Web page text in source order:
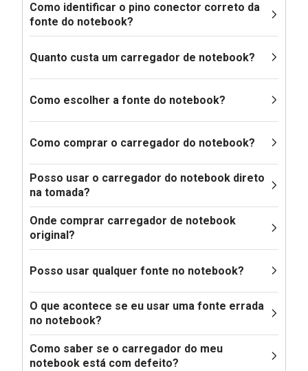
Como identificar o pino conector correto da
fonte do notebook?
Quanto custa um carregador de notebook?
Como escolher a fonte do notebook?
Como comprar o carregador do notebook?
Posso usar o carregador do notebook direto
na tomada?
Onde comprar carregador de notebook
original?
Posso usar qualquer fonte no notebook?
O que acontece se eu usar uma fonte errada
no notebook?
Como saber se o carregador do meu
notebook está com defeito?